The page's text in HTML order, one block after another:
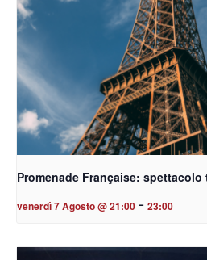
Promenade Française: spettacolo
venerdì 7 Agosto @ 21:00 - 23:00